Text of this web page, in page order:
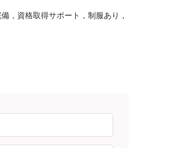
，資格取得サポート，制服あり，